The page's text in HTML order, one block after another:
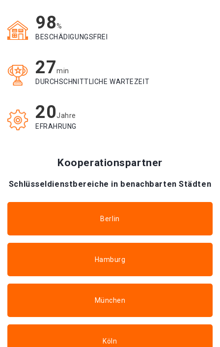
98%
BESCHÄDIGUNGSFREI
27min
DURCHSCHNITTLICHE WARTEZEIT
20Jahre
EFRAHRUNG
Kooperationspartner
Schlüsseldienstbereiche in benachbarten Städten
Berlin
Hamburg
München
Köln